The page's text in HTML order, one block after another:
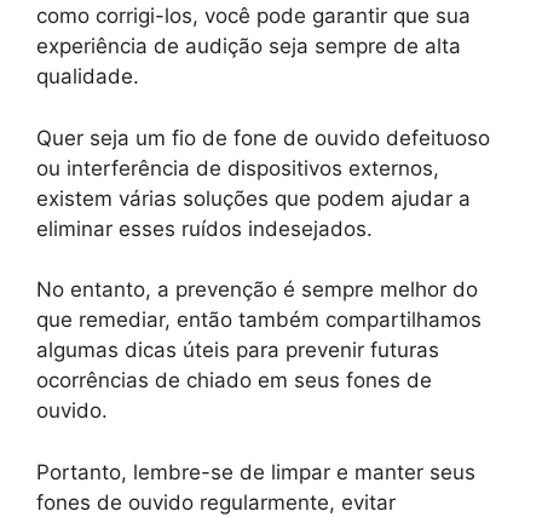
como corrigi-los, você pode garantir que sua
experiência de audição seja sempre de alta
qualidade.
Quer seja um fio de fone de ouvido defeituoso
ou interferência de dispositivos externos,
existem várias soluções que podem ajudar a
eliminar esses ruídos indesejados.
No entanto, a prevenção é sempre melhor do
que remediar, então também compartilhamos
algumas dicas úteis para prevenir futuras
ocorrências de chiado em seus fones de
ouvido.
Portanto, lembre-se de limpar e manter seus
fones de ouvido regularmente, evitar